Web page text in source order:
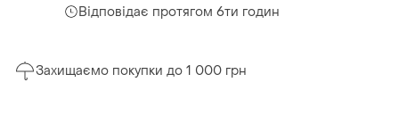
Відповідає протягом 6ти годин
Захищаємо покупки до 1 000 грн